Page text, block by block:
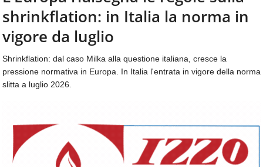
aggiornamenti
quotidiani
su
temi
come
ospitalità,
ristorazione,
catering
e
articoli
CONTATTI
shrinkflation: in Italia la norma in
vigore da luglio
Shrinkflation: dal caso Milka alla questione italiana, cresce la
pressione normativa in Europa. In Italia l'entrata in vigore della norma
slitta a luglio 2026.